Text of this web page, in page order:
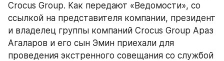
Crocus Group. Как передают «Ведомости», со
ссылкой на представителя компании, президент
и владелец группы компаний Crocus Group Араз
Агаларов и его сын Эмин приехали для
проведения экстренного совещания со службой